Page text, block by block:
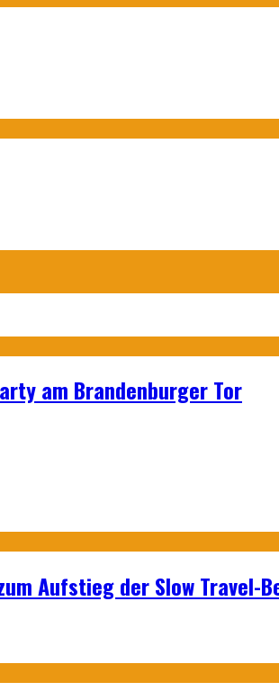
am Brandenburger Tor
Aufstieg der Slow Travel-